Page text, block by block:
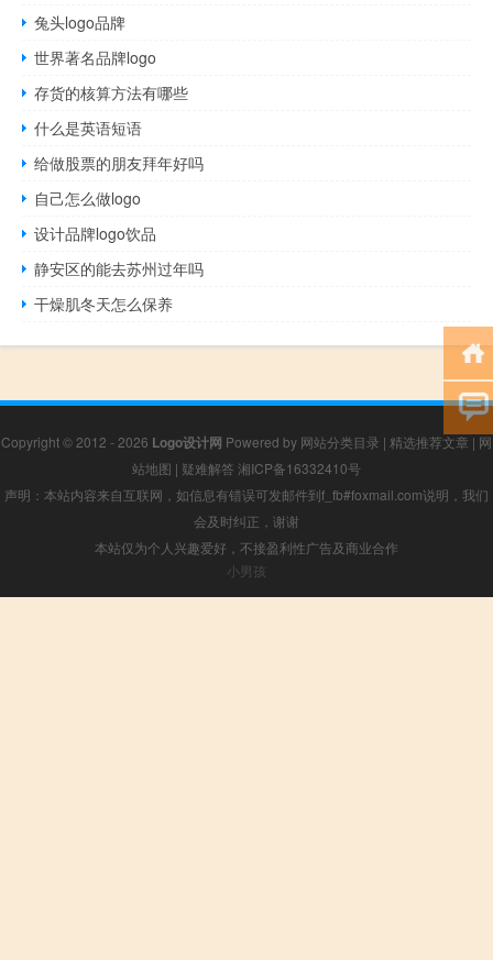
兔头logo品牌
世界著名品牌logo
存货的核算方法有哪些
什么是英语短语
给做股票的朋友拜年好吗
自己怎么做logo
设计品牌logo饮品
静安区的能去苏州过年吗
干燥肌冬天怎么保养
Copyright © 2012 - 2026 Logo设计网 Powered by 网站分类目录 | 精选推荐文章 | 网
站地图 | 疑难解答 湘ICP备16332410号
声明：本站内容来自互联网，如信息有错误可发邮件到f_fb#foxmail.com说明，我们
会及时纠正，谢谢
本站仅为个人兴趣爱好，不接盈利性广告及商业合作
小男孩